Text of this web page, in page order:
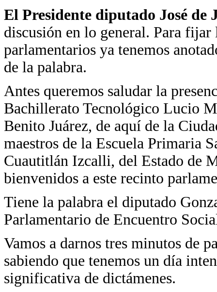
El Presidente diputado José
discusión en lo general. Para
parlamentarios ya tenemos
de la palabra.
Antes queremos saludar la
Bachillerato Tecnológico Lucio
Benito Juárez, de aquí de la
maestros de la Escuela Primaria
Cuautitlán Izcalli, del Estado de
bienvenidos a este recinto
Tiene la palabra el diputado
Parlamentario de Encuentro
Vamos a darnos tres minutos de
sabiendo que tenemos un día
significativa de dictámenes.